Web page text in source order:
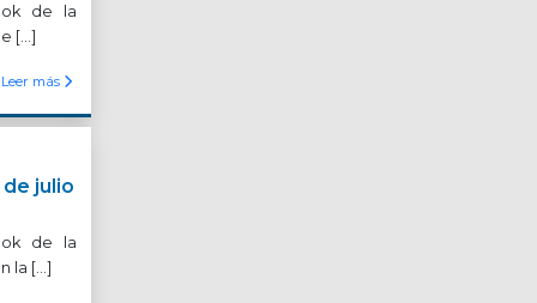
de la
[…]
Leer más
julio
de la
la […]